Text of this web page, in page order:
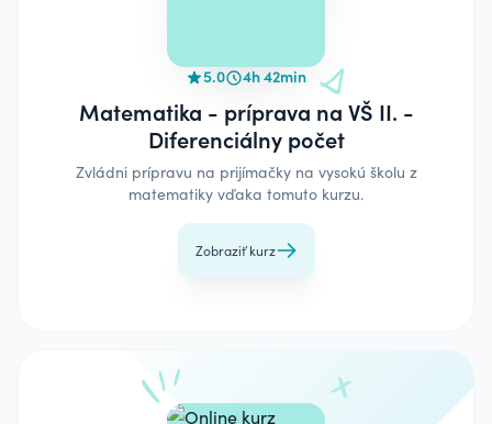
5.0 4h 42min
Matematika - príprava na VŠ II. -
Diferenciálny počet
Zvládni prípravu na prijímačky na vysokú školu z
matematiky vďaka tomuto kurzu.
Zobraziť kurz